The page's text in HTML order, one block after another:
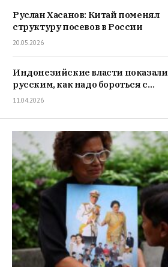
Руслан Хасанов: Китай поменял
структуру посевов в России
20.05.2026
Индонезийские власти показали
русским, как надо бороться с
мигрантами
11.04.2026